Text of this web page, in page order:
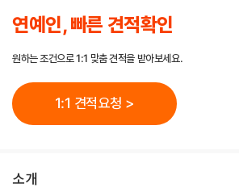
연예인, 빠른 견적확인
원하는 조건으로 1:1 맞춤 견적을 받아보세요.
1:1 견적요청 >
소개